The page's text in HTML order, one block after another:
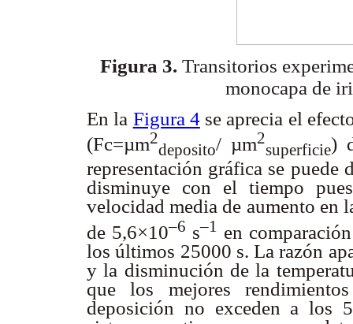
Figura 3. Transitorios
monocapa de
En la Figura 4se aprecia el
(Fc=µm2
deposito/ µm2
superficie)
representación gráfica se
disminuye con el tiempo
velocidad media de aumento en
de 5,6×10–6 s–1 en
los últimos 25000 s. La razón
y la disminución de la
que los mejores
deposición no exceden a los